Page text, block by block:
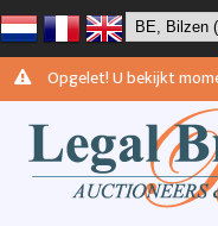
Opgelet! U bekijkt